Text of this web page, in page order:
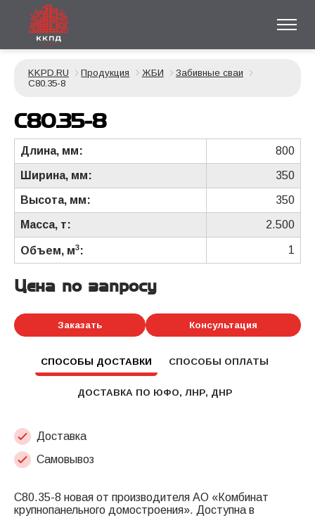
KKPD.RU Продукция ЖБИ
Забивные сваи
С80.35-8
С80.35-8
Длина, мм: 800
Ширина, мм: 350
Высота, мм: 350
Масса, т: 2.500
Объем, м3: 1
Цена по запросу
Заказать Консультация
СПОСОБЫ ДОСТАВКИ СПОСОБЫ ОПЛАТЫ
ДОСТАВКА ПО ЮФО, ЛНР, ДНР
Доставка
Самовывоз
С80.35-8 новая от производителя АО «Комбинат
крупнопанельного домостроения». Доступна в